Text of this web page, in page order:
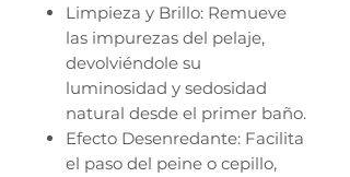
Limpieza y Brillo: Remueve
las impurezas del pelaje,
devolviéndole su
luminosidad y sedosidad
natural desde el primer baño.
Efecto Desenredante: Facilita
el paso del peine o cepillo,